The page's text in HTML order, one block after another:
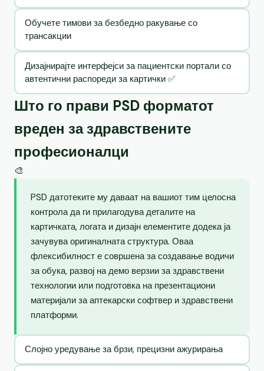
Обучете тимови за безбедно ракување со
трансакции
Дизајнирајте интерфејси за пациентски портали со
автентични распореди за картички ✅
Што го прави PSD форматот
вреден за здравствените
професионалци
🎨
PSD датотеките му даваат на вашиот тим целосна
контрола да ги прилагодува деталите на
картичката, логата и дизајн елементите додека ја
зачувува оригиналната структура. Оваа
флексибилност е совршена за создавање водичи
за обука, развој на демо верзии за здравствени
технологии или подготовка на презентациони
материјали за аптекарски софтвер и здравствени
платформи.
Слојно уредување за брзи, прецизни ажурирања